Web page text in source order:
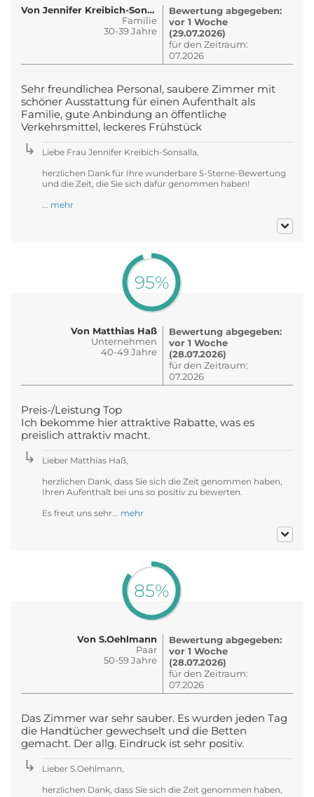
Von Jennifer Kreibich-Sonsalla
Familie
30-39 Jahre
Bewertung abgegeben:
vor 1 Woche
(29.07.2026)
für den Zeitraum:
07.2026
Sehr freundlichea Personal, saubere Zimmer mit
schöner Ausstattung für einen Aufenthalt als
Familie, gute Anbindung an öffentliche
Verkehrsmittel, leckeres Frühstück
Liebe Frau Jennifer Kreibich-Sonsalla,
herzlichen Dank für Ihre wunderbare 5-Sterne-Bewertung
und die Zeit, die Sie sich dafür genommen haben!
mehr
95%
Von Matthias Haß
Unternehmen
40-49 Jahre
Bewertung abgegeben:
vor 1 Woche
(28.07.2026)
für den Zeitraum:
07.2026
Preis-/Leistung Top
Ich bekomme hier attraktive Rabatte, was es
preislich attraktiv macht.
Lieber Matthias Haß,
herzlichen Dank, dass Sie sich die Zeit genommen haben,
Ihren Aufenthalt bei uns so positiv zu bewerten.
Es freut uns sehr... mehr
85%
Von S.Oehlmann
Paar
50-59 Jahre
Bewertung abgegeben:
vor 1 Woche
(28.07.2026)
für den Zeitraum:
07.2026
Das Zimmer war sehr sauber. Es wurden jeden Tag
die Handtücher gewechselt und die Betten
gemacht. Der allg. Eindruck ist sehr positiv.
Lieber S.Oehlmann,
herzlichen Dank, dass Sie sich die Zeit genommen haben,